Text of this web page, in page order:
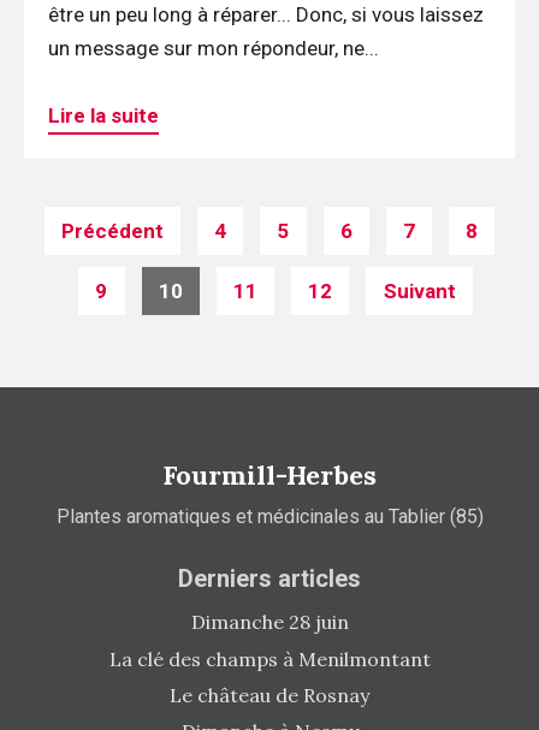
être un peu long à réparer... Donc, si vous laissez
un message sur mon répondeur, ne...
Lire la suite
PostsPrécédent 4 5 6 7 8
9 10 11 12 Suivant
Fourmill-Herbes
Plantes aromatiques et médicinales au Tablier (85)
Derniers articles
Dimanche 28 juin
La clé des champs à Menilmontant
Le château de Rosnay